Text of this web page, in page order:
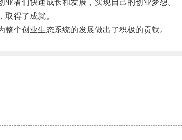
者们快速成长和发展，实现自己的创业梦想。
得了成就。
个创业生态系统的发展做出了积极的贡献。